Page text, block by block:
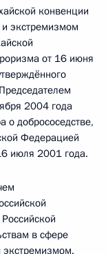
конвенции
экстремизмом
от 16 июня
2004 года
о добрососедстве,
Федерацией
июля 2001 года.
в сфере